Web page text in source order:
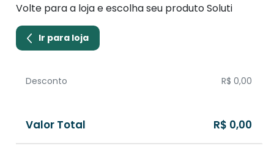
Volte para a loja e escolha seu produto Soluti
Ir para loja
Desconto R$ 0,00
Valor Total R$ 0,00